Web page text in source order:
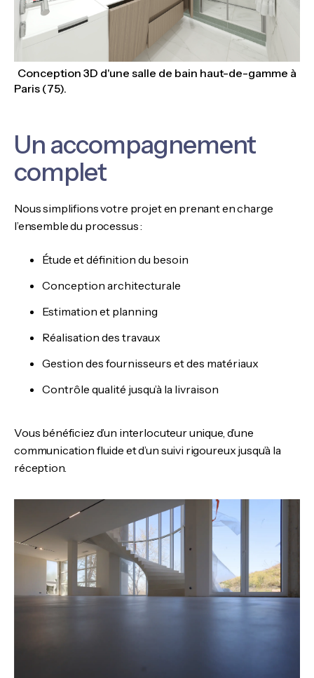
Conception 3D d'une salle de bain haut-de-gamme à
Paris (75).
Un accompagnement
complet
Nous simplifions votre projet en prenant en charge
l’ensemble du processus :
Étude et définition du besoin
Conception architecturale
Estimation et planning
Réalisation des travaux
Gestion des fournisseurs et des matériaux
Contrôle qualité jusqu’à la livraison
Vous bénéficiez d’un interlocuteur unique, d’une
communication fluide et d’un suivi rigoureux jusqu’à la
réception.